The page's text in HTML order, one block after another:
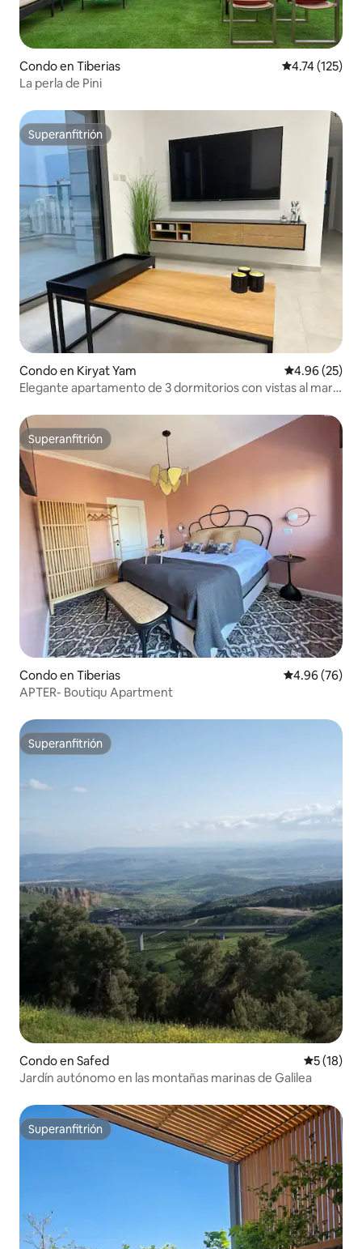
Condo en Tiberias Calificación
4.74 (125)
La perla de Pini
Superanfitrión
Superanfitrión
Condo en Kiryat Yam Calificación
4.96 (25)
Elegante apartamento de 3 dormitorios con vistas al mar
Superanfitrión
Superanfitrión
Condo en Tiberias Calificación
4.96 (76)
APTER- Boutiqu Apartment
Superanfitrión
Superanfitrión
Condo en Safed
5 (18)
Jardín autónomo en las montañas marinas de Galilea
Superanfitrión
Superanfitrión